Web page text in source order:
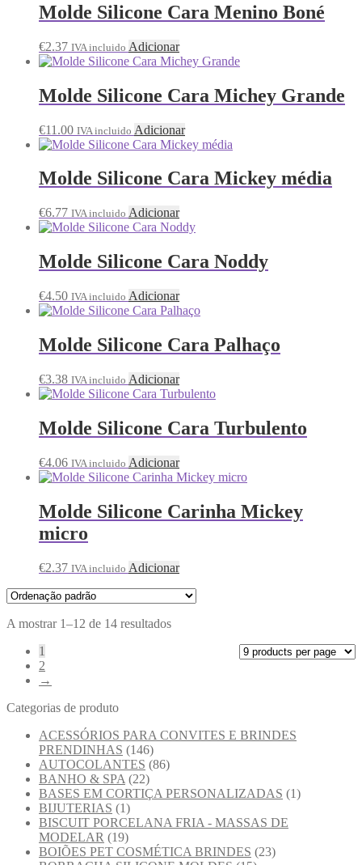
Molde Silicone Cara Menino Boné
€2.37 IVA incluido Adicionar
Molde Silicone Cara Michey Grande
€11.00 IVA incluido Adicionar
Molde Silicone Cara Mickey média
€6.77 IVA incluido Adicionar
Molde Silicone Cara Noddy
€4.50 IVA incluido Adicionar
Molde Silicone Cara Palhaço
€3.38 IVA incluido Adicionar
Molde Silicone Cara Turbulento
€4.06 IVA incluido Adicionar
Molde Silicone Carinha Mickey
micro
€2.37 IVA incluido Adicionar
A mostrar 1–12 de 14 resultados
1
2
→
Categorias de produto
ACESSÓRIOS PARA CONVITES E BRINDES
PRENDINHAS (146)
AUTOCOLANTES (86)
BANHO & SPA (22)
BASES EM CORTIÇA PERSONALIZADAS (1)
BIJUTERIAS (1)
BISCUIT PORCELANA FRIA - MASSAS DE
MODELAR (19)
BOIÕES PET COSMÉTICA BRINDES (23)